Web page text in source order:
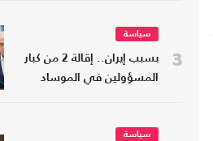
3
سياسة
بسبب إيران.. إقالة 2 من كبار
المسؤولين في الموساد
سياسة